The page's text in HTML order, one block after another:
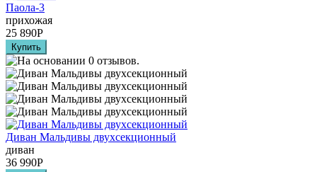
Паола-3
прихожая
25 890Р
Диван Мальдивы двухсекционный
диван
36 990Р